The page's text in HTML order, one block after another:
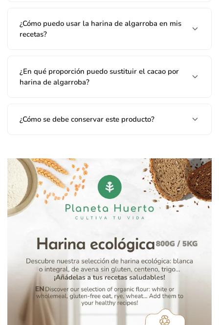
¿Cómo puedo usar la harina de algarroba en mis
recetas?
¿En qué proporción puedo sustituir el cacao por
harina de algarroba?
¿Cómo se debe conservar este producto?